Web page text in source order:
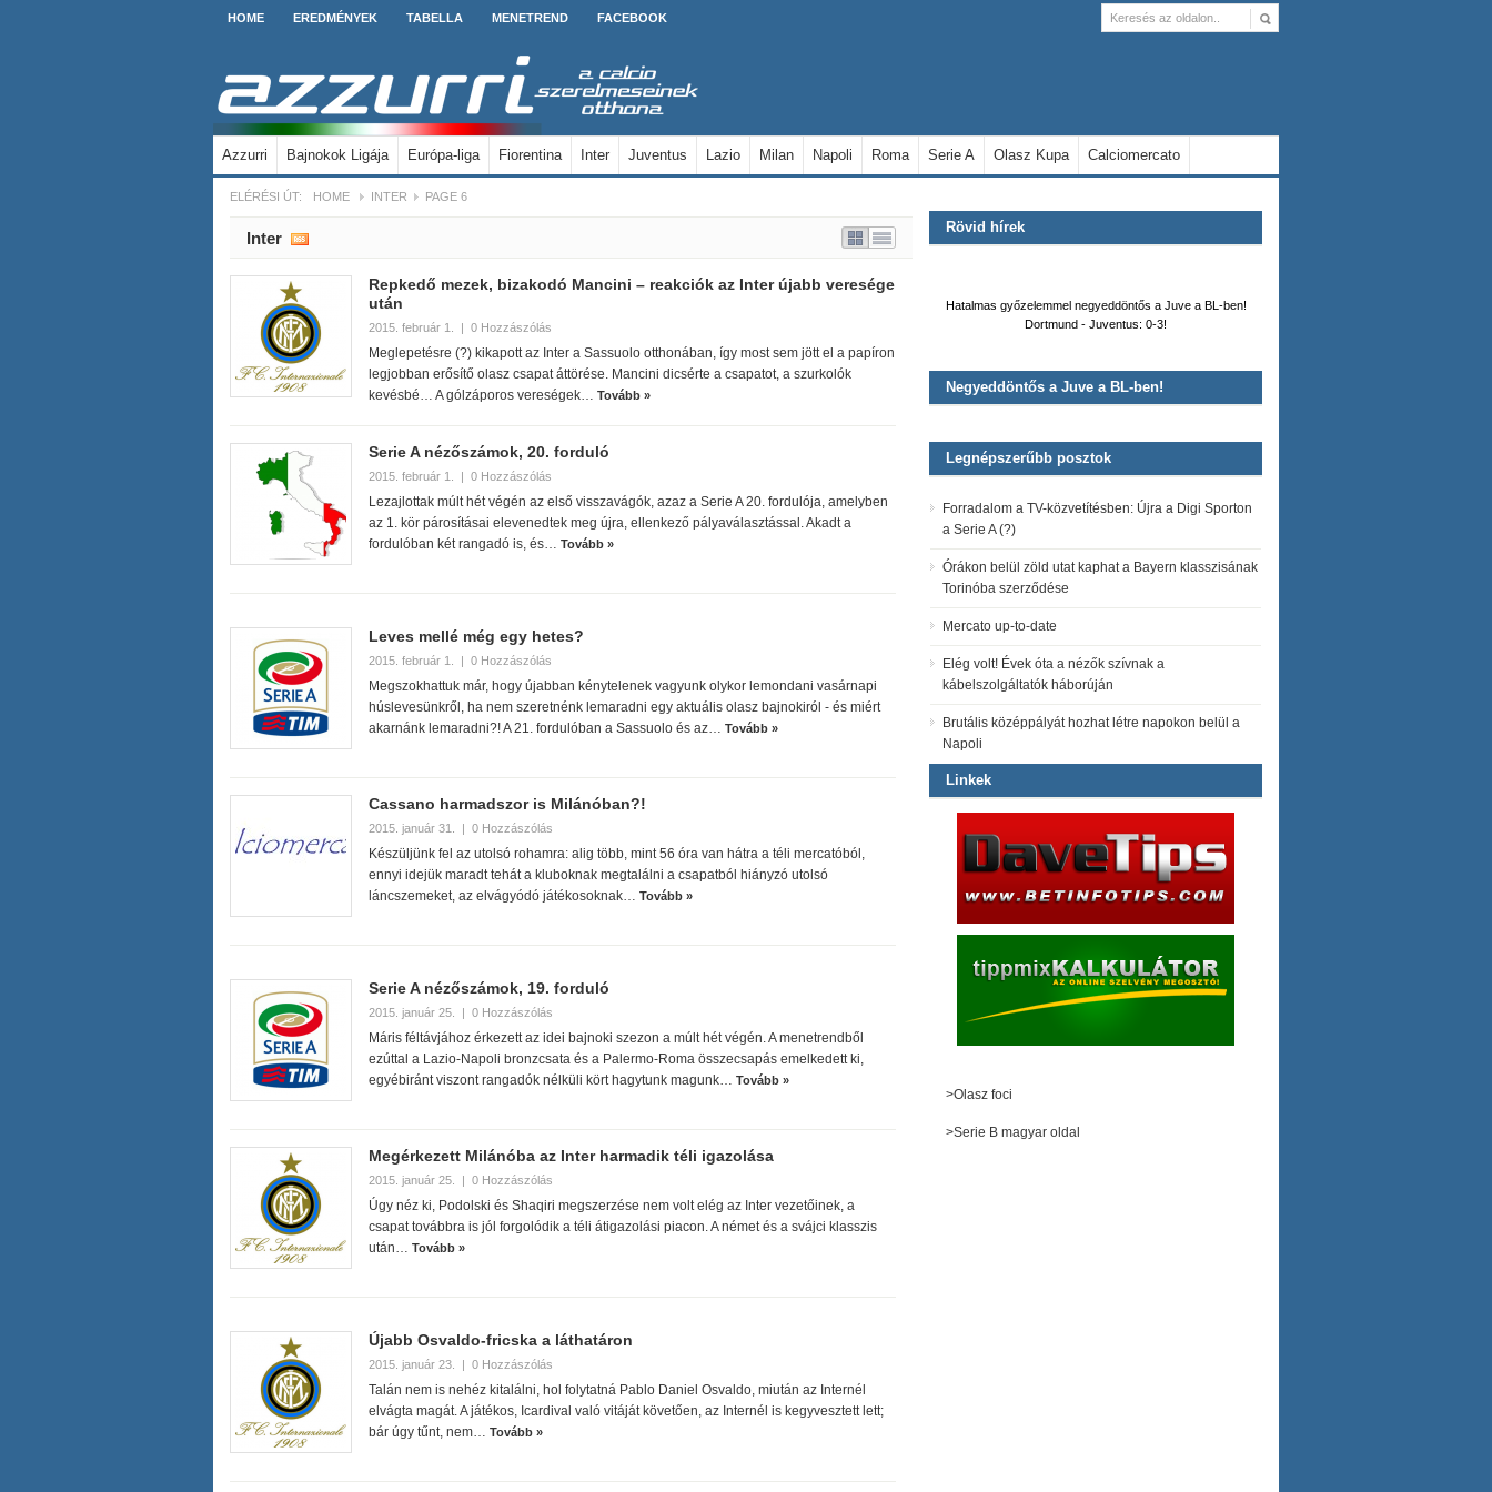
HOME EREDMÉNYEK TABELLA MENETREND FACEBOOK
Azzurri Bajnokok Ligája Európa-liga Fiorentina Inter Juventus Lazio Milan Napoli Roma Serie A Olasz Kupa Calciomercato
ELÉRÉSI ÚT: HOME INTER PAGE 6
Inter
Repkedő mezek, bizakodó Mancini – reakciók az Inter újabb veresége
után
2015. február 1. | 0 Hozzászólás
Meglepetésre (?) kikapott az Inter a Sassuolo otthonában, így most sem jött el a papíron
legjobban erősítő olasz csapat áttörése. Mancini dicsérte a csapatot, a szurkolók
kevésbé… A gólzáporos vereségek… Tovább »
Serie A nézőszámok, 20. forduló
2015. február 1. | 0 Hozzászólás
Lezajlottak múlt hét végén az első visszavágók, azaz a Serie A 20. fordulója, amelyben
az 1. kör párosításai elevenedtek meg újra, ellenkező pályaválasztással. Akadt a
fordulóban két rangadó is, és… Tovább »
Leves mellé még egy hetes?
2015. február 1. | 0 Hozzászólás
Megszokhattuk már, hogy újabban kénytelenek vagyunk olykor lemondani vasárnapi
húslevesünkről, ha nem szeretnénk lemaradni egy aktuális olasz bajnokiról - és miért
akarnánk lemaradni?! A 21. fordulóban a Sassuolo és az… Tovább »
Cassano harmadszor is Milánóban?!
2015. január 31. | 0 Hozzászólás
Készüljünk fel az utolsó rohamra: alig több, mint 56 óra van hátra a téli mercatóból,
ennyi idejük maradt tehát a kluboknak megtalálni a csapatból hiányzó utolsó
láncszemeket, az elvágyódó játékosoknak… Tovább »
Serie A nézőszámok, 19. forduló
2015. január 25. | 0 Hozzászólás
Máris féltávjához érkezett az idei bajnoki szezon a múlt hét végén. A menetrendből
ezúttal a Lazio-Napoli bronzcsata és a Palermo-Roma összecsapás emelkedett ki,
egyébiránt viszont rangadók nélküli kört hagytunk magunk… Tovább »
Megérkezett Milánóba az Inter harmadik téli igazolása
2015. január 25. | 0 Hozzászólás
Úgy néz ki, Podolski és Shaqiri megszerzése nem volt elég az Inter vezetőinek, a
csapat továbbra is jól forgolódik a téli átigazolási piacon. A német és a svájci klasszis
után… Tovább »
Újabb Osvaldo-fricska a láthatáron
2015. január 23. | 0 Hozzászólás
Talán nem is nehéz kitalálni, hol folytatná Pablo Daniel Osvaldo, miután az Internél
elvágta magát. A játékos, Icardival való vitáját követően, az Internél is kegyvesztett lett;
bár úgy tűnt, nem… Tovább »
Rövid hírek
Sem az Internek, sem a Torinónak nem sikerült a bravúr, bár
1-0
Megtartotta 3-1-es előnyét a Napoli Moszkvában, a Fiorentina
1-2; Roma-Fiorentina: 0-3
Hatalmas győzelemmel negyeddöntős a Juve a BL-ben!
Dortmund - Juventus: 0-3!
Negyeddöntős a Juve a BL-ben!
Legnépszerűbb posztok
Forradalom a TV-közvetítésben: Újra a Digi Sporton
a Serie A (?)
Órákon belül zöld utat kaphat a Bayern klasszisának
Torinóba szerződése
Mercato up-to-date
Elég volt! Évek óta a nézők szívnak a
kábelszolgáltatók háborúján
Brutális középpályát hozhat létre napokon belül a
Napoli
Linkek
>Olasz foci
>Serie B magyar oldal